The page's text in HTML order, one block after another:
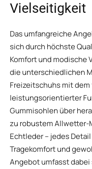
Vielseitigkeit
Das umfangreiche
sich durch höchste
Komfort und modische
die unterschiedlichen
Freizeitschuhs mit
leistungsorientierter
Gummisohlen über
zu robustem Allwetter-
Echtleder – jedes
Tragekomfort und
Angebot umfasst